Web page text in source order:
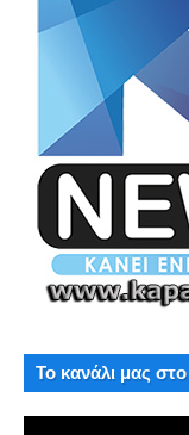
Το κανάλι μας